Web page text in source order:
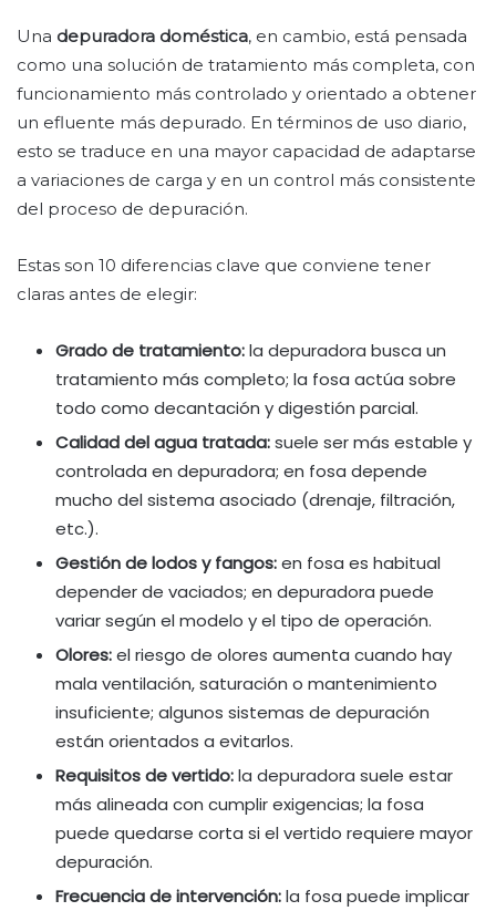
Una depuradora doméstica, en cambio, está pensada
como una solución de tratamiento más completa, con
funcionamiento más controlado y orientado a obtener
un efluente más depurado. En términos de uso diario,
esto se traduce en una mayor capacidad de adaptarse
a variaciones de carga y en un control más consistente
del proceso de depuración.
Estas son 10 diferencias clave que conviene tener
claras antes de elegir:
Grado de tratamiento:la depuradora busca un
tratamiento más completo; la fosa actúa sobre
todo como decantación y digestión parcial.
Calidad del agua tratada:suele ser más estable y
controlada en depuradora; en fosa depende
mucho del sistema asociado (drenaje, filtración,
etc.).
Gestión de lodos y fangos:en fosa es habitual
depender de vaciados; en depuradora puede
variar según el modelo y el tipo de operación.
Olores:el riesgo de olores aumenta cuando hay
mala ventilación, saturación o mantenimiento
insuficiente; algunos sistemas de depuración
están orientados a evitarlos.
Requisitos de vertido:la depuradora suele estar
más alineada con cumplir exigencias; la fosa
puede quedarse corta si el vertido requiere mayor
depuración.
Frecuencia de intervención:la fosa puede implicar